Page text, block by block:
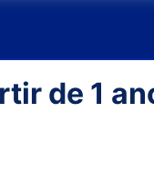
de 1